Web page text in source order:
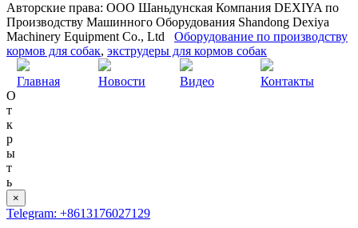
Авторские права: ООО Шаньдунская Компания DEXIYA по
Производству Машинного Оборудования Shandong Dexiya
Machinery Equipment Co., Ltd Оборудование по производству
кормов для собак, экструдеры для кормов собак
Главная Новости Видео
Контакты
О
т
к
р
ы
т
ь
×
Telegram: +8613176027129